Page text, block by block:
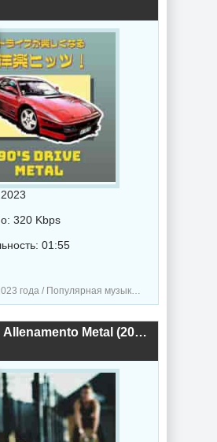
320 Kbps
01:55
/ Популярная музыка / Метал музыка / Музыка VA
WORKOUT: Allenamento Metal (2023) торрент